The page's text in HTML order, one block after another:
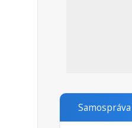
Samospráva